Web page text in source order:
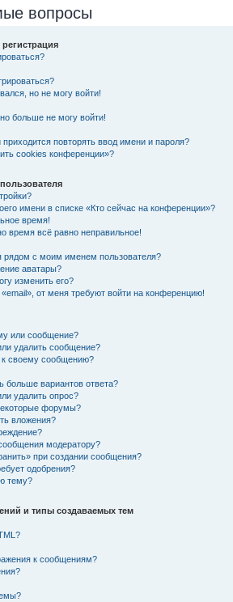
вопросы
но не могу войти!
больше не могу войти!
повторять ввод имени и пароля?
cookies конференции»?
имени в списке «Кто сейчас на конференции»?
время!
время всё равно неправильное!
рядом с моим именем пользователя?
аватары?
изменить его?
от меня требуют войти на конференцию!
или сообщение?
удалить сообщение?
к своему сообщению?
больше вариантов ответа?
удалить опрос?
форумы?
вложения?
модератору?
при создании сообщения?
одобрения?
тему?
и типы создаваемых тем
к сообщениям?